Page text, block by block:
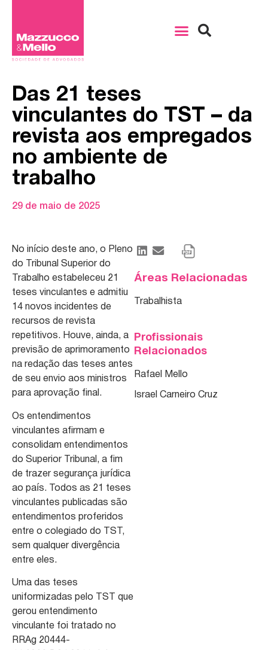
Das 21 teses
vinculantes do TST – da
revista aos empregados
no ambiente de
trabalho
29 de maio de 2025
No início deste ano, o Pleno
do Tribunal Superior do
Trabalho estabeleceu 21
teses vinculantes e admitiu
14 novos incidentes de
recursos de revista
repetitivos. Houve, ainda, a
previsão de aprimoramento
na redação das teses antes
de seu envio aos ministros
para aprovação final.
Os entendimentos
vinculantes afirmam e
consolidam entendimentos
do Superior Tribunal, a fim
de trazer segurança jurídica
ao país. Todos as 21 teses
vinculantes publicadas são
entendimentos proferidos
entre o colegiado do TST,
sem qualquer divergência
entre eles.
Uma das teses
uniformizadas pelo TST que
gerou entendimento
vinculante foi tratado no
RRAg 20444-
Áreas Relacionadas
Trabalhista
Profissionais
Relacionados
Rafael Mello
Israel Carneiro Cruz